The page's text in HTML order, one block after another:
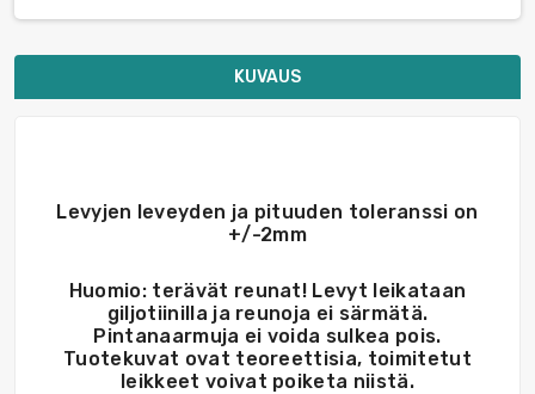
KUVAUS
Levyjen leveyden ja pituuden toleranssi on
+/-2mm
Huomio: terävät reunat! Levyt leikataan
giljotiinilla ja reunoja ei särmätä.
Pintanaarmuja ei voida sulkea pois.
Tuotekuvat ovat teoreettisia, toimitetut
leikkeet voivat poiketa niistä.